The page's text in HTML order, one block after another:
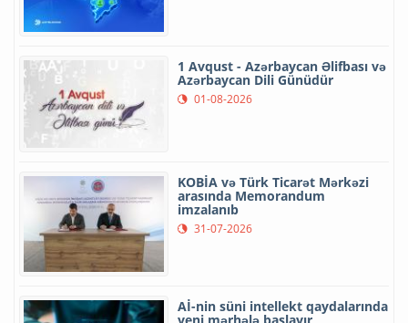
1 Avqust - Azərbaycan Əlifbası və
Azərbaycan Dili Günüdür
01-08-2026
KOBİA və Türk Ticarət Mərkəzi
arasında Memorandum
imzalanıb
31-07-2026
Aİ-nin süni intellekt qaydalarında